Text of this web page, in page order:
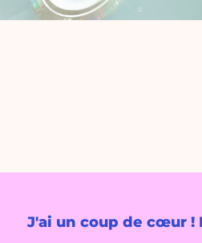
J'ai un coup de cœur !